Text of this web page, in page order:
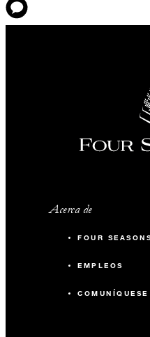
Acerca de
FOUR
EMPLEOS